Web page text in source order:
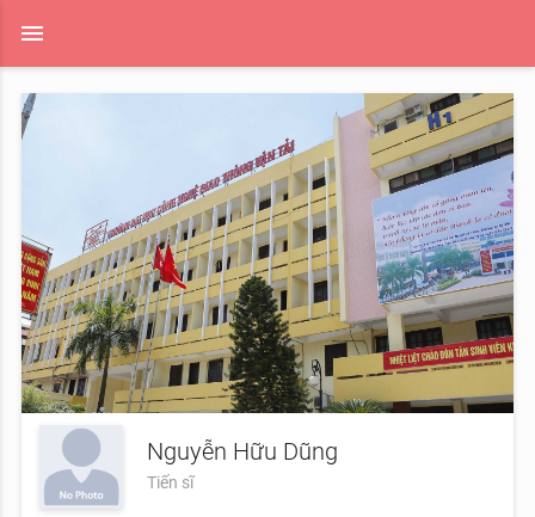
menu
Nguyễn Hữu Dũng
Tiến sĩ